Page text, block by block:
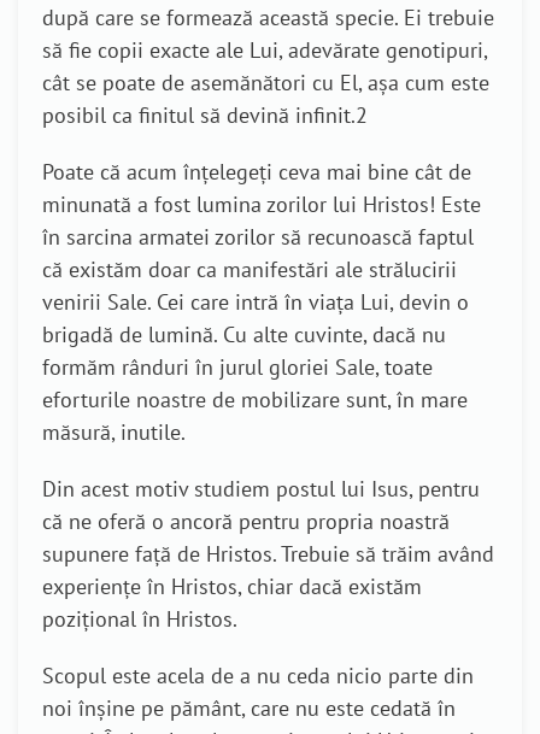
după care se formează această specie. Ei trebuie
să fie copii exacte ale Lui, adevărate genotipuri,
cât se poate de asemănători cu El, așa cum este
posibil ca finitul să devină infinit.2
Poate că acum înțelegeți ceva mai bine cât de
minunată a fost lumina zorilor lui Hristos! Este
în sarcina armatei zorilor să recunoască faptul
că existăm doar ca manifestări ale strălucirii
venirii Sale. Cei care intră în viața Lui, devin o
brigadă de lumină. Cu alte cuvinte, dacă nu
formăm rânduri în jurul gloriei Sale, toate
eforturile noastre de mobilizare sunt, în mare
măsură, inutile.
Din acest motiv studiem postul lui Isus, pentru
că ne oferă o ancoră pentru propria noastră
supunere față de Hristos. Trebuie să trăim având
experiențe în Hristos, chiar dacă existăm
pozițional în Hristos.
Scopul este acela de a nu ceda nicio parte din
noi înșine pe pământ, care nu este cedată în